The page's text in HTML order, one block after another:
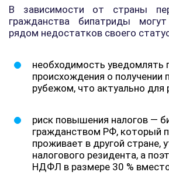
В зависимости от страны
гражданства бипатриды
рядом недостатков своего
необходимость уведомлять
происхождения о получении
рубежом, что актуально для
риск повышения налогов —
гражданством РФ, который
проживает в другой стране,
налогового резидента, а
НДФЛ в размере 30 %